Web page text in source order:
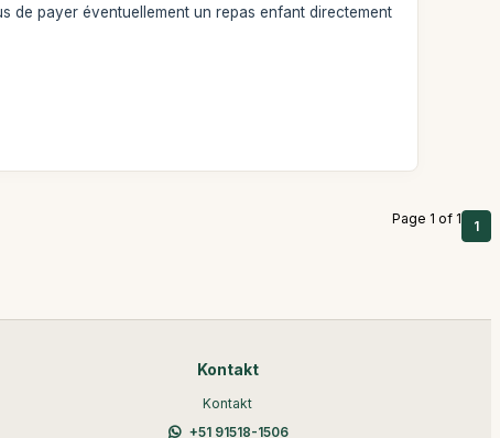
de payer éventuellement un repas enfant directement
Page 1 of 1 1
Kontakt
Kontakt
+51 91518-1506